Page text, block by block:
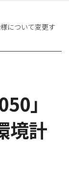
について変更す
」
境計